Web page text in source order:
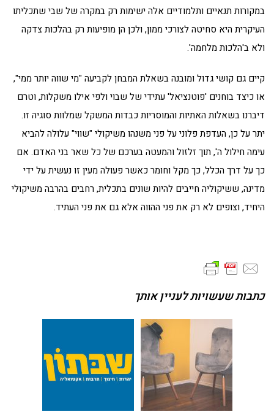
במקורות תנאיים ותלמודיים אלה ישימות רק במקרה של שבי שתכליתו
העיקרית היא סחיטה לצורכי ממון, ולכן הן מופיעות רק בהלכות צדקה
ולא ב'הלכות מלחמה'.
קיים גם קושי גדול ומובנה בשאלת המבחן לקביעה "מי שווה יותר ממי",
או כיצד בוחנים 'פוטנציאל' עתידי של שבוי ולפי אילו משקלות, וטרם
דיברנו בשאלות האתיות והמוסריות כבדות המשקל שמלוות סוגיה זו.
יתר על כן, העדפת פלוני על פני משנהו משיקולי "שווי" עלולה להביא
עימה חילול ה', תוך זלזול והמעטה בערכם של כל שאר בני האדם. אם
כך על דרך הכלל, כך מקל וחומר כאשר פעולה מעין זו נעשית על ידי
מדינה, ששיקוליה חייבים להיות שונים בתכלית, רחבים בהרבה משיקולי
היחיד, וצופים לא רק את פני ההווה אלא גם את פני העתיד.
כתבות שעשויות לעניין אותך